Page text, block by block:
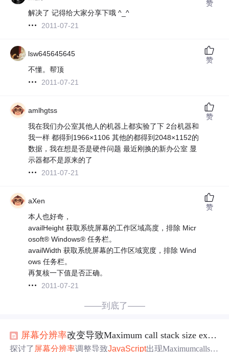
解决了 记得给大家分享下哦 ^_^
2011-07-21
赞
lsw645645645
不懂。帮顶
2011-07-21
赞
amlhgtss
我在我们办公室其他人的机器上都实验了下 2台机器和
我一样 都得到1966×1106 其他的都得到2048×1152的
数据，我在想是否是硬件问题 最近刚换的新办公室 显
示器都不是原来的了
2011-07-21
赞
aXen
本人也好奇，
availHeight 获取系统屏幕的工作区域高度，排除 Micr
osoft® Windows® 任务栏。
availWidth 获取系统屏幕的工作区域宽度，排除 Wind
ows 任务栏。
再复核一下值是否正确。
2011-07-21
赞
——到底了——
屏幕分辨率改变导致Maximum call stack size exceeded
探讨了 屏幕分辨率调整导致JavaScript出现Maximumcallsta